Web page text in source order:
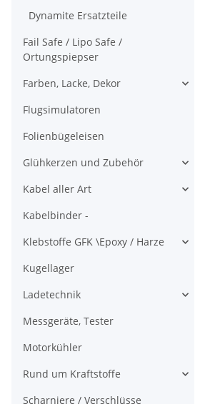
Dynamite Ersatzteile
Fail Safe / Lipo Safe /
Ortungspiepser
Farben, Lacke, Dekor
Flugsimulatoren
Folienbügeleisen
Glühkerzen und Zubehör
Kabel aller Art
Kabelbinder -
Klebstoffe GFK \Epoxy / Harze
Kugellager
Ladetechnik
Messgeräte, Tester
Motorkühler
Rund um Kraftstoffe
Scharniere / Verschlüsse